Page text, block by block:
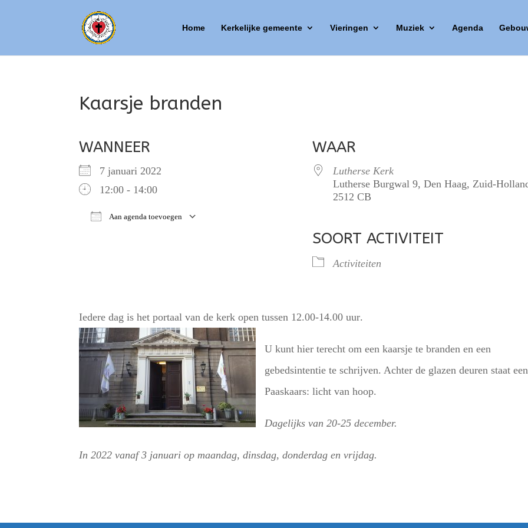
Home Kerkelijke gemeente Vieringen Muziek Agenda
Kaarsje branden
WANNEER
7 januari 2022
12:00 - 14:00
Aan agenda toevoegen
iCalendar
WAAR
Lutherse Kerk
Lutherse Burgwal 9, Den Haag, Zuid-
2512 CB
SOORT ACTIVITEIT
Activiteiten
Iedere dag is het portaal van de kerk open tussen 12.00-14.00 uur.
U kunt hier terecht om een kaarsje te branden en een
gebedsintentie te schrijven. Achter de glazen deuren staat een
Paaskaars: licht van hoop.
Dagelijks van 20-25 december.
In 2022 vanaf 3 januari op maandag, dinsdag, donderdag en vrijdag.